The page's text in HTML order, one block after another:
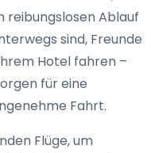
reibungslosen Ablauf
sind, Freunde
Hotel fahren –
für eine
Fahrt.
Flüge, um